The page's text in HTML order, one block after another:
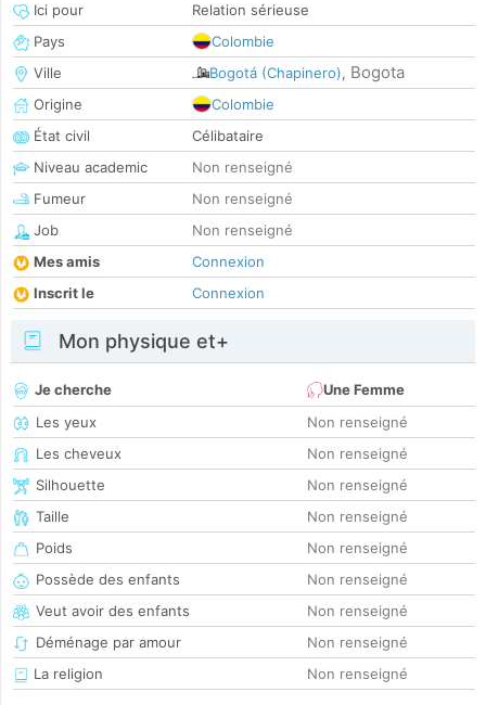
Ici pour
Relation sérieuse
Pays
Colombie
Ville
Bogotá (Chapinero), Bogota
Origine
Colombie
État civil
Célibataire
Niveau academic
Non renseigné
Fumeur
Non renseigné
Job
Non renseigné
Mes amis
Connexion
Inscrit le
Connexion
Mon physique et+
Je cherche
Une Femme
Les yeux
Non renseigné
Les cheveux
Non renseigné
Silhouette
Non renseigné
Taille
Non renseigné
Poids
Non renseigné
Possède des enfants
Non renseigné
Veut avoir des enfants
Non renseigné
Déménage par amour
Non renseigné
La religion
Non renseigné